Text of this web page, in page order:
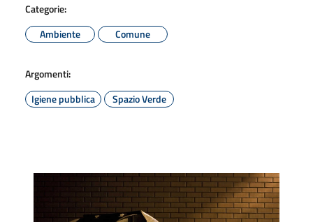
Categorie:
Ambiente
Comune
Argomenti:
Igiene pubblica
Spazio Verde